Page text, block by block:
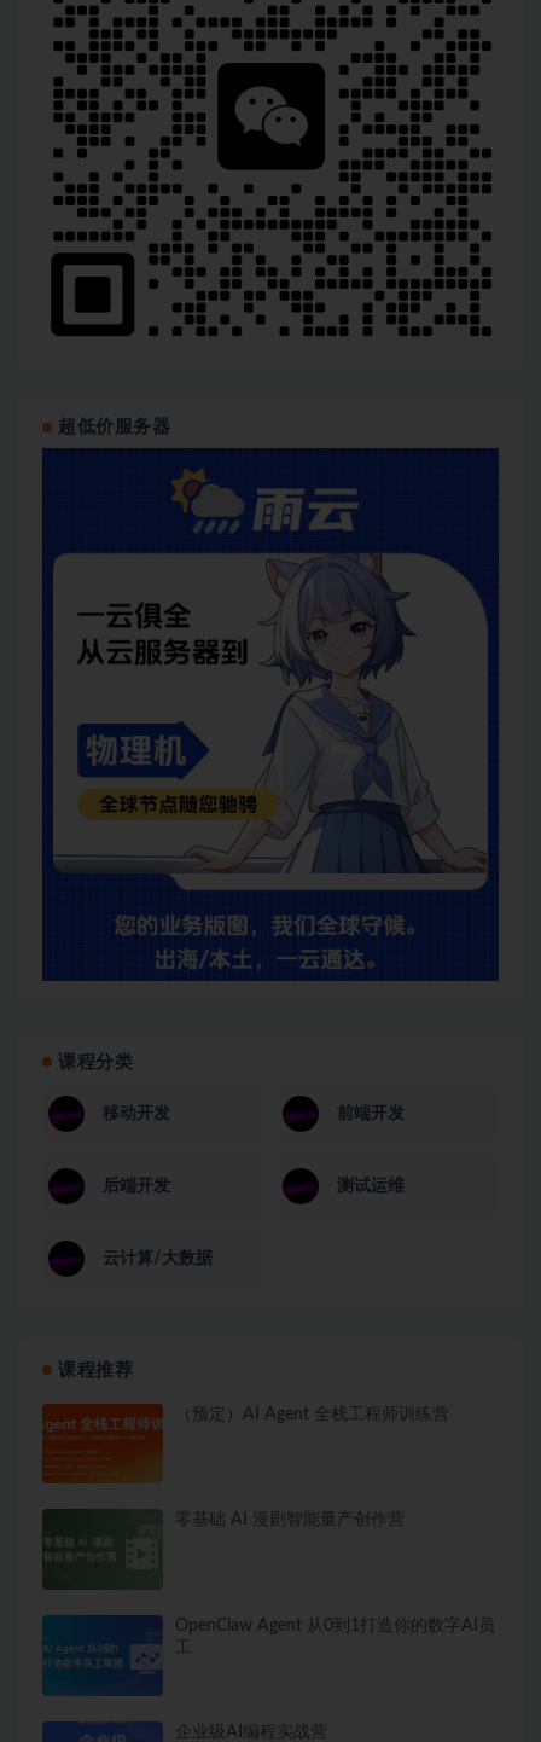
超低价服务器
课程分类
移动开发 前端开发
后端开发 测试运维
云计算/大数据
课程推荐
（预定）AI Agent 全栈工程师训练营
零基础 AI 漫剧智能量产创作营
OpenClaw Agent 从0到1打造你的数字AI员
工
企业级AI编程实战营